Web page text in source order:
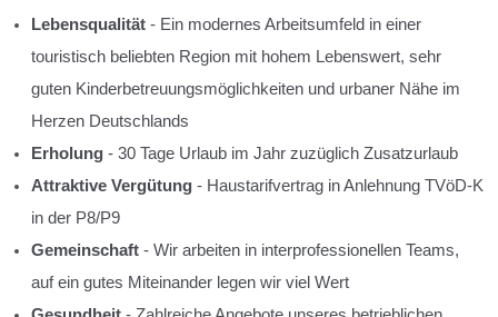
Lebensqualität - Ein modernes Arbeitsumfeld in einer
touristisch beliebten Region mit hohem Lebenswert, sehr
guten Kinderbetreuungsmöglichkeiten und urbaner Nähe im
Herzen Deutschlands
Erholung - 30 Tage Urlaub im Jahr zuzüglich Zusatzurlaub
Attraktive Vergütung - Haustarifvertrag in Anlehnung TVöD-K
in der P8/P9
Gemeinschaft - Wir arbeiten in interprofessionellen Teams,
auf ein gutes Miteinander legen wir viel Wert